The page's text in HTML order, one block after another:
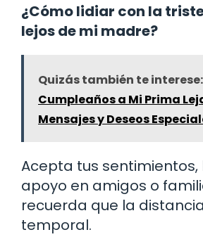
¿Cómo lidiar con la
lejos de mi madre?
Quizás también te interese:
Cumpleaños a Mi Prima
Mensajes y Deseos
Acepta tus sentimientos,
apoyo en amigos o
recuerda que la
temporal.